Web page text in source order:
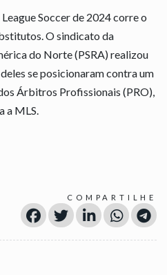
Soccer de 2024 corre o
O sindicato da
do Norte (PSRA) realizou
se posicionaram contra um
Árbitros Profissionais (PRO),
a MLS.
COMPARTILHE